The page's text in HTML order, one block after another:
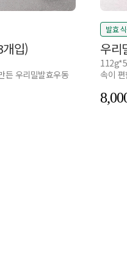
입)
든 우리밀발효우동
발효
우리
속이